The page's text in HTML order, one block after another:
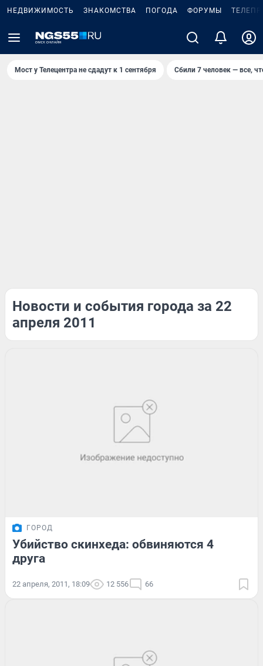
НЕДВИЖИМОСТЬ ЗНАКОМСТВА ПОГОДА ФОРУМЫ
Мост у Телецентра не сдадут к 1 сентября Сбили 7 человек — все,
Новости и события города за 22
апреля 2011
ГОРОД
Убийство скинхеда: обвиняются 4
друга
22 апреля, 2011, 18:09 12 556 66